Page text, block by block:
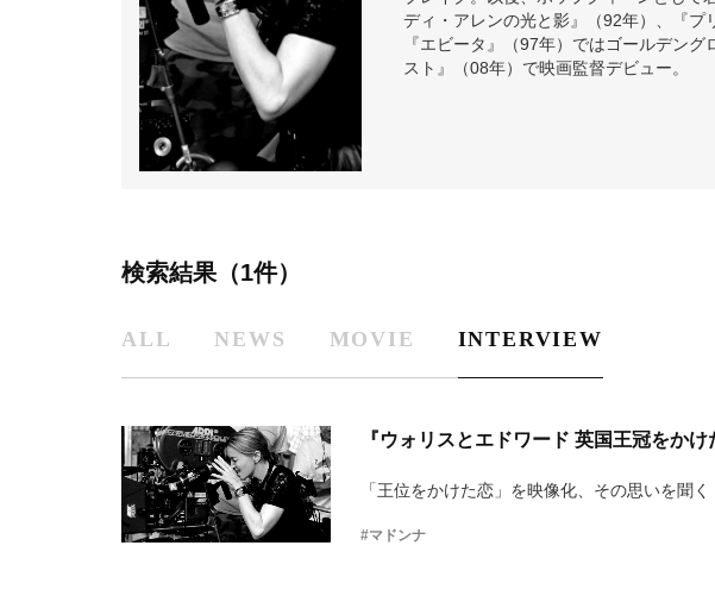
ディ・アレンの光と影』（92年）、『プ
『エビータ』（97年）ではゴールデン
スト』（08年）で映画監督デビュー。
検索結果（1件）
ALL NEWS MOVIE INTERVIEW
『ウォリスとエドワード 英国王冠をか
「王位をかけた恋」を映像化、その思いを聞く
#マドンナ